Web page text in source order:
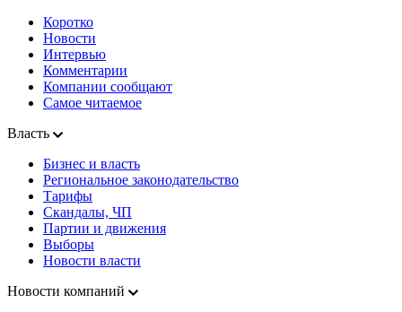
Коротко
Новости
Интервью
Комментарии
Компании сообщают
Самое читаемое
Власть
Бизнес и власть
Региональное законодательство
Тарифы
Скандалы, ЧП
Партии и движения
Выборы
Новости власти
Новости компаний